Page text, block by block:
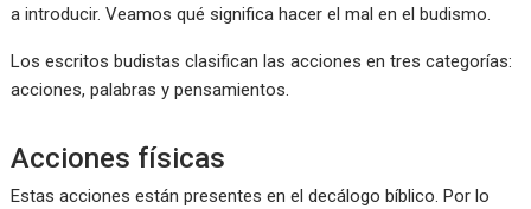
a introducir. Veamos qué significa hacer el mal en el budismo.
Los escritos budistas clasifican las acciones en tres categorías:
acciones, palabras y pensamientos.
Acciones físicas
Estas acciones están presentes en el decálogo bíblico. Por lo